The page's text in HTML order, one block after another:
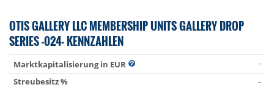
OTIS GALLERY LLC MEMBERSHIP UNITS GALLERY DROP
SERIES -024- KENNZAHLEN
Marktkapitalisierung in EUR
-
Streubesitz %
-